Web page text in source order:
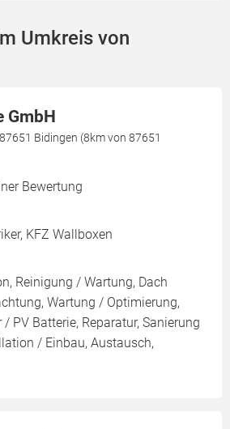
Umkreis von
GmbH
Bidingen (8km von 87651
Bewertung
KFZ Wallboxen
Reinigung / Wartung, Dach
Wartung / Optimierung,
PV Batterie, Reparatur, Sanierung
/ Einbau, Austausch,